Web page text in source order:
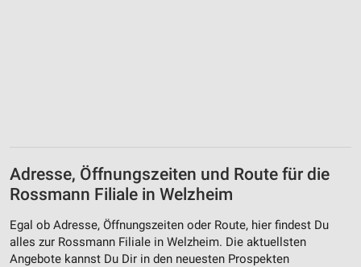
Adresse, Öffnungszeiten und Route für die
Rossmann Filiale in Welzheim
Egal ob Adresse, Öffnungszeiten oder Route, hier findest Du
alles zur Rossmann Filiale in Welzheim. Die aktuellsten
Angebote kannst Du Dir in den neuesten Prospekten